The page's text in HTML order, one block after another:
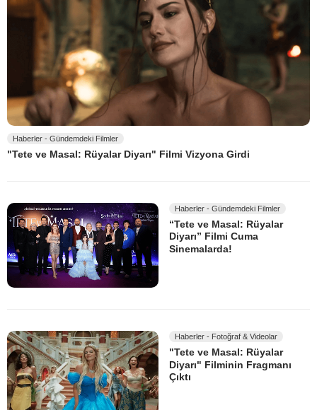
Haberler - Gündemdeki Filmler
"Tete ve Masal: Rüyalar Diyarı" Filmi Vizyona Girdi
Haberler - Gündemdeki Filmler
“Tete ve Masal: Rüyalar
Diyarı” Filmi Cuma
Sinemalarda!
Haberler - Fotoğraf & Videolar
"Tete ve Masal: Rüyalar
Diyarı" Filminin Fragmanı
Çıktı